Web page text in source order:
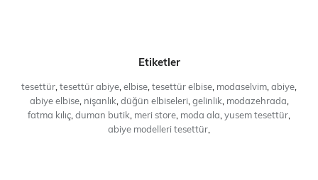
Etiketler
tesettür tesettür abiye elbise tesettür elbise modaselvim abiye
abiye elbise, nişanlık düğün elbiseleri, gelinlik modazehrada
fatma kılıç duman butik meri store moda ala yusem tesettür
abiye modelleri tesettür